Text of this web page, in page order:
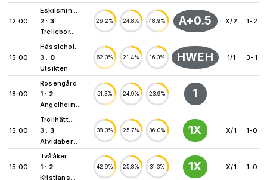
12:00
Eskilsmin...
2 : 3
Trellebor...
26.2% 24.8% 48.9% A+0.5 X/2 1-2
15:00
Hässlehol...
3 : 0
Utsikten
62.3% 21.4% 16.3% HWEH 1/1 3-1
18:00
Rosengård
1 : 2
Angelholm...
51.3% 24.9% 23.9% 1
15:00
Trollhätt...
3 : 3
Atvidaber...
38.3% 25.7% 36.0% 1X X/1 1-0
15:00
Tvååker
1 : 2
Kristians...
42.9% 25.8% 31.3% 1X X/1 1-0